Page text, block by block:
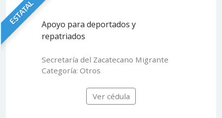
ESTATAL Apoyo para deportados y
repatriados
Secretaría del Zacatecano Migrante
Categoría: Otros
Ver cédula